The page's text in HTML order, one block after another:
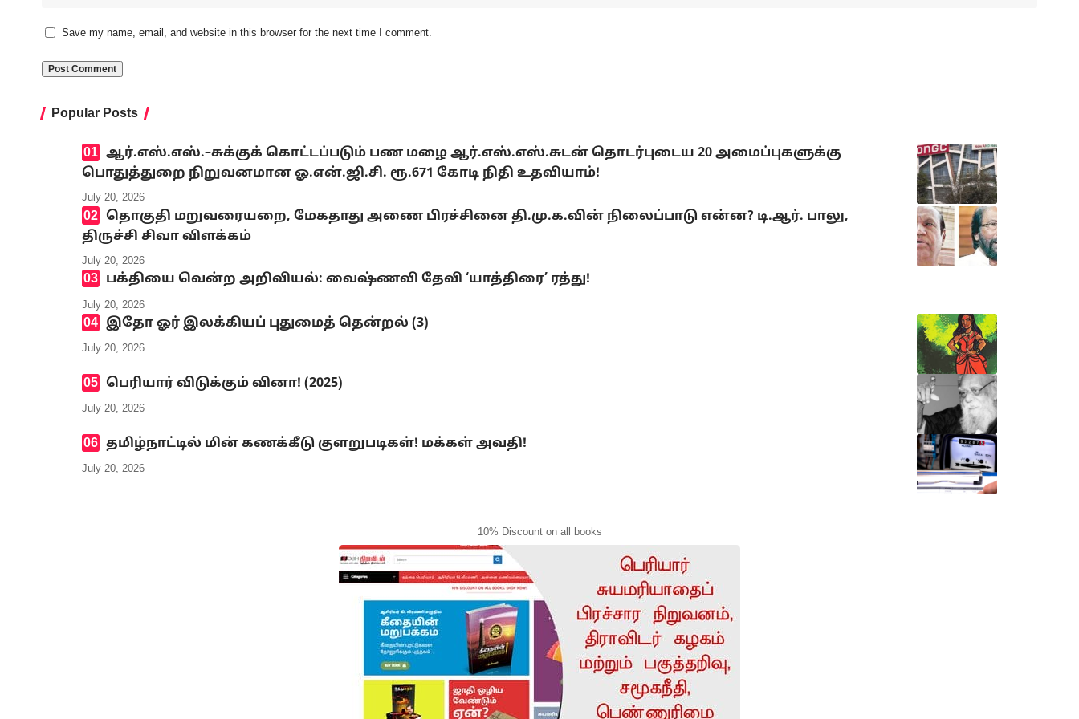
Save my name, email, and website in this browser for the next time I comment.
Popular Posts
ஆர்.எஸ்.எஸ்.–சுக்குக் கொட்டப்படும் பண மழை ஆர்.எஸ்.எஸ்.சுடன் தொடர்புடைய 20 அமைப்புகளுக்கு
பொதுத்துறை நிறுவனமான ஓ.என்.ஜி.சி. ரூ.671 கோடி நிதி உதவியாம்!
July 20, 2026
தொகுதி மறுவரையறை, மேகதாது அணை பிரச்சினை தி.மு.க.வின் நிலைப்பாடு என்ன? டி.ஆர். பாலு,
திருச்சி சிவா விளக்கம்
July 20, 2026
பக்தியை வென்ற அறிவியல்: வைஷ்ணவி தேவி ‘யாத்திரை’ ரத்து!
July 20, 2026
இதோ ஓர் இலக்கியப் புதுமைத் தென்றல் (3)
July 20, 2026
பெரியார் விடுக்கும் வினா! (2025)
July 20, 2026
தமிழ்நாட்டில் மின் கணக்கீடு குளறுபடிகள்! மக்கள் அவதி!
July 20, 2026
10% Discount on all books